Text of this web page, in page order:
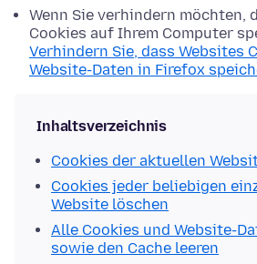
Wenn Sie verhindern möchten,
Cookies auf Ihrem Computer
Verhindern Sie, dass Websites
Website-Daten in Firefox
Inhaltsverzeichnis
Cookies der aktuellen
Cookies jeder beliebigen
Website löschen
Alle Cookies und Website-
sowie den Cache leeren